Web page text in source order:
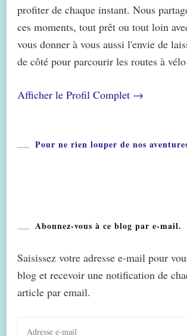
profiter de chaque instant. Nous
ces moments, tout prêt ou tout loin
vous donner à vous aussi l'envie de
de côté pour parcourir les routes à
Afficher le Profil Complet →
Pour ne rien louper de nos
Abonnez-vous à ce blog par e-mail.
Saisissez votre adresse e-mail pour
blog et recevoir une notification de
article par email.